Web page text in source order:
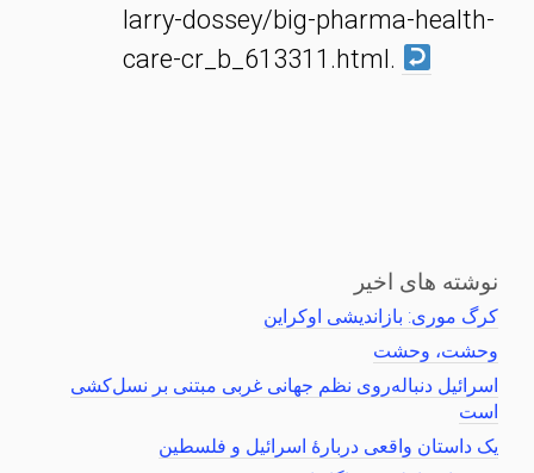
larry-dossey/big-pharma-health-
care-cr_b_613311.html.
نوشته های اخیر
کرگ موری: بازاندیشی اوکراین
وحشت، وحشت
اسرائیل دنباله‌روی نظم جهانی غربی مبتنی بر نسل‌کشی
است
یک داستان واقعی دربارهٔ اسرائیل و فلسطین